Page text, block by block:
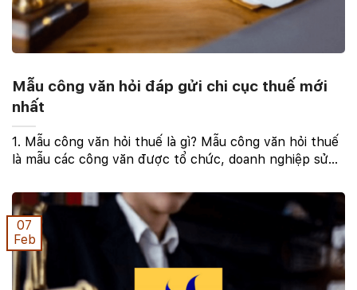
Mẫu công văn hỏi đáp gửi chi cục thuế mới
nhất
1. Mẫu công văn hỏi thuế là gì? Mẫu công văn hỏi thuế
là mẫu các công văn được tổ chức, doanh nghiệp sử
về một vấn đề cụ thể nào đó liên quan đến ...
07
Feb